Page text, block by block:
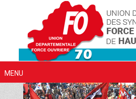
MENU
Cookies management panel